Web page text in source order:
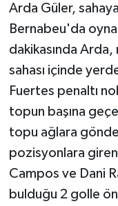
Arda Güler,
Bernabeu'da
dakikasında
sahası içinde
Fuertes penaltı
topun başına
topu ağlara
pozisyonlara
Campos ve Dani
bulduğu 2 golle